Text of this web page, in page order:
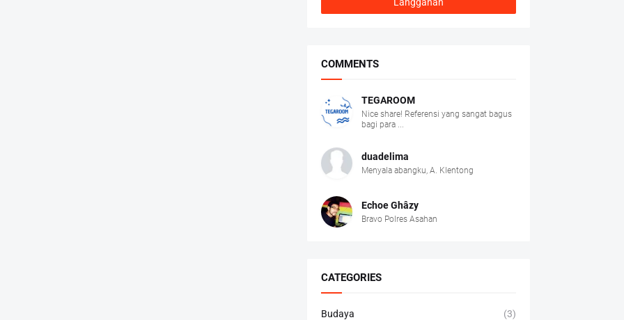
COMMENTS
TEGAROOM
Nice share! Referensi yang sangat bagus
bagi para ...
duadelima
Menyala abangku, A. Klentong
Echoe Ghâzy
Bravo Polres Asahan
CATEGORIES
Budaya (3)